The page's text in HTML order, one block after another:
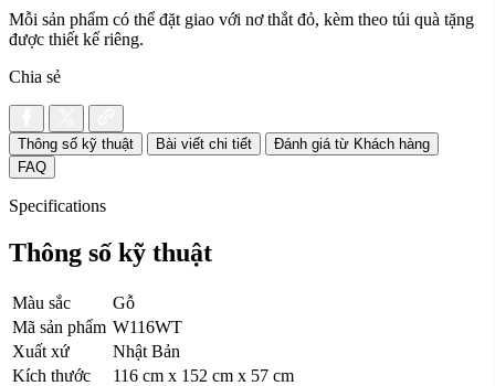
Mỗi sản phẩm có thể đặt giao với nơ thắt đỏ, kèm theo túi quà tặng
được thiết kế riêng.
Chia sẻ
Thông số kỹ thuật Bài viết chi tiết
Đánh giá từ Khách hàng
FAQ
Specifications
Thông số kỹ thuật
Màu sắc
Gỗ
Mã sản phẩm W116WT
Xuất xứ
Nhật Bản
Kích thước
116 cm x 152 cm x 57 cm